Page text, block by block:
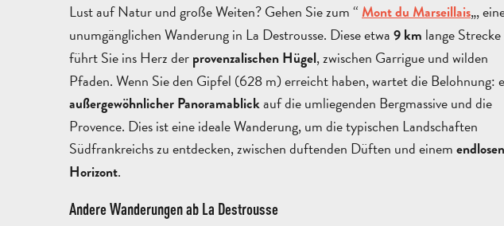
Lust auf Natur und große Weiten? Gehen Sie zum “ Mont du Marseillais„,
unumgänglichen Wanderung in La Destrousse. Diese etwa 9 km lange Strecke
führt Sie ins Herz der provenzalischen Hügel, zwischen Garrigue und wilden
Pfaden. Wenn Sie den Gipfel (628 m) erreicht haben, wartet die Belohnung:
außergewöhnlicher Panoramablickauf die umliegenden Bergmassive und die
Provence. Dies ist eine ideale Wanderung, um die typischen Landschaften
Südfrankreichs zu entdecken, zwischen duftenden Düften und einem endlosen
Horizont.
Andere Wanderungen ab La Destrousse